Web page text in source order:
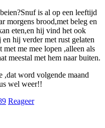
is al op een leeftijd
morgens brood,met beleg en
eten,en hij vind het ook
en hij verder met rust gelaten
me mee lopen ,alleen als
meestal met hem naar buiten.
word volgende maand
wel weer!!
Reageer